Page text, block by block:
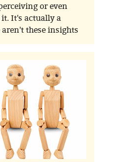
or even
It's actually a
aren't these insights
exactly what
we are? Give
we'll give you